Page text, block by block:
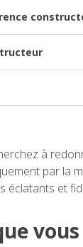
à
par la
éclatants et